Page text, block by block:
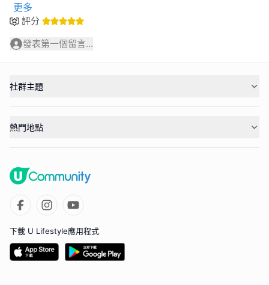
更多
評分
發表第一個留言...
社群主題
熱門地點
下載 U Lifestyle應用程式